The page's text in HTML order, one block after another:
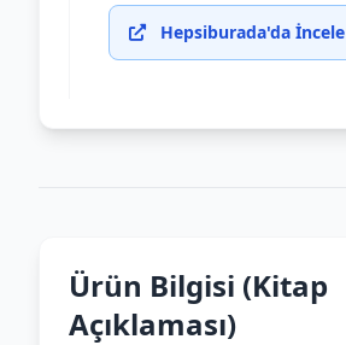
Hepsiburada'da İncele
Ürün Bilgisi (Kitap
Açıklaması)